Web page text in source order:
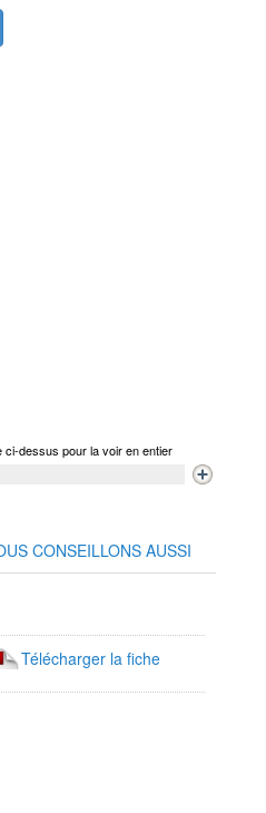
ci-dessus pour la voir en entier
CONSEILLONS AUSSI
Télécharger la fiche